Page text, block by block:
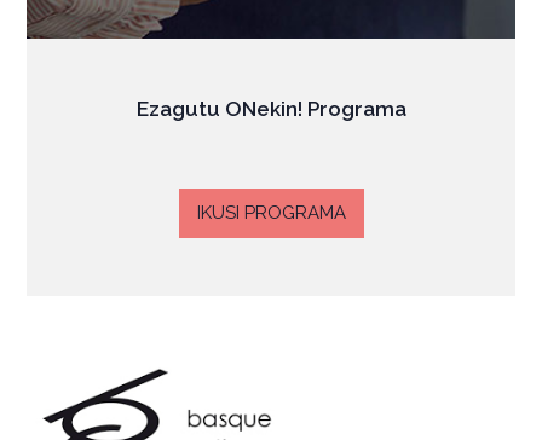
Ezagutu ONekin! Programa
IKUSI PROGRAMA